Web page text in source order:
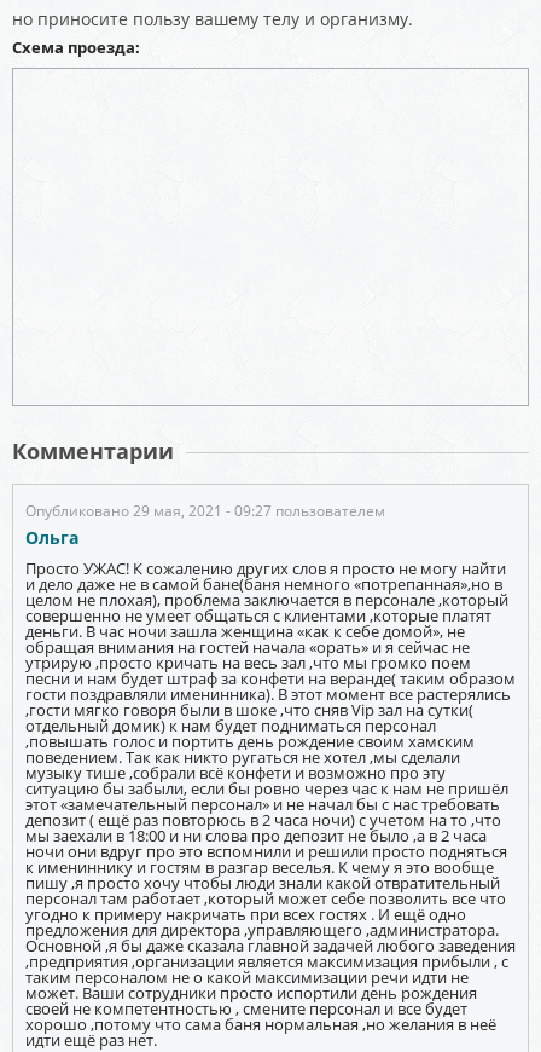
но приносите пользу вашему телу и организму.
Схема проезда:
Комментарии
Опубликовано 29 мая, 2021 - 09:27 пользователем
Ольга
Просто УЖАС! К сожалению других слов я просто не могу найти
и дело даже не в самой бане(баня немного «потрепанная»,но в
целом не плохая), проблема заключается в персонале ,который
совершенно не умеет общаться с клиентами ,которые платят
деньги. В час ночи зашла женщина «как к себе домой», не
обращая внимания на гостей начала «орать» и я сейчас не
утрирую ,просто кричать на весь зал ,что мы громко поем
песни и нам будет штраф за конфети на веранде( таким образом
гости поздравляли именинника). В этот момент все растерялись
,гости мягко говоря были в шоке ,что сняв Vip зал на сутки(
отдельный домик) к нам будет подниматься персонал
,повышать голос и портить день рождение своим хамским
поведением. Так как никто ругаться не хотел ,мы сделали
музыку тише ,собрали всё конфети и возможно про эту
ситуацию бы забыли, если бы ровно через час к нам не пришёл
этот «замечательный персонал» и не начал бы с нас требовать
депозит ( ещё раз повторюсь в 2 часа ночи) с учетом на то ,что
мы заехали в 18:00 и ни слова про депозит не было ,а в 2 часа
ночи они вдруг про это вспомнили и решили просто подняться
к имениннику и гостям в разгар веселья. К чему я это вообще
пишу ,я просто хочу чтобы люди знали какой отвратительный
персонал там работает ,который может себе позволить все что
угодно к примеру накричать при всех гостях . И ещё одно
предложения для директора ,управляющего ,администратора.
Основной ,я бы даже сказала главной задачей любого заведения
,предприятия ,организации является максимизация прибыли , с
таким персоналом не о какой максимизации речи идти не
может. Ваши сотрудники просто испортили день рождения
своей не компетентностью , смените персонал и все будет
хорошо ,потому что сама баня нормальная ,но желания в неё
идти ещё раз нет.